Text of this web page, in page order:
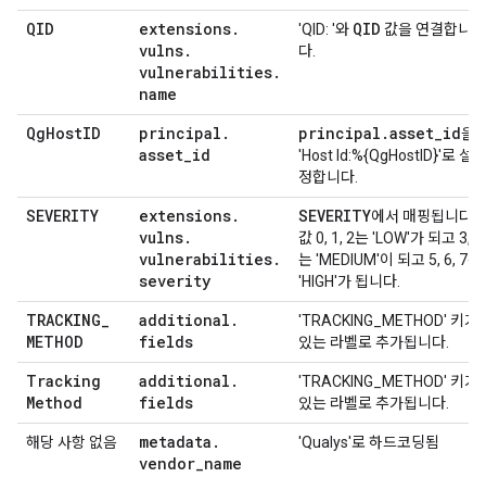
QID extensions.
vulns.
vulnerabilities.
name
'QID: '와 QID 값을 연결합니
다.
QgHostID principal .
asset_id
principal .asset_id을
'Host Id:%{QgHostID}'로 설
정합니다.
SEVERITY extensions.
vulns.
vulnerabilities.
severity
SEVERITY에서 매핑됩니다.
값 0, 1, 2는 'LOW'가 되고 3, 4
는 'MEDIUM'이 되고 5, 6, 7은
'HIGH'가 됩니다.
TRACKING_
METHOD
additional .
fields
'TRACKING_METHOD' 키가
있는 라벨로 추가됩니다.
Tracking
Method
additional .
fields
'TRACKING_METHOD' 키가
있는 라벨로 추가됩니다.
해당 사항 없음 metadata .
vendor_name
'Qualys'로 하드코딩됨